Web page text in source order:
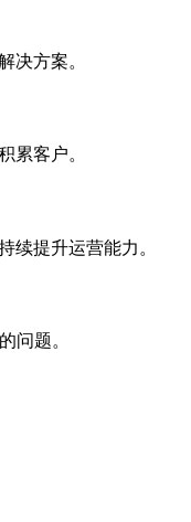
决方案。
累客户。
续提升运营能力。
问题。